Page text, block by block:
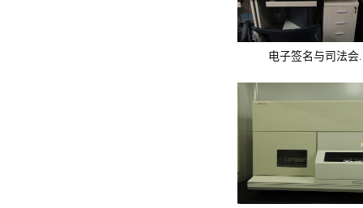
电子签名与司法会